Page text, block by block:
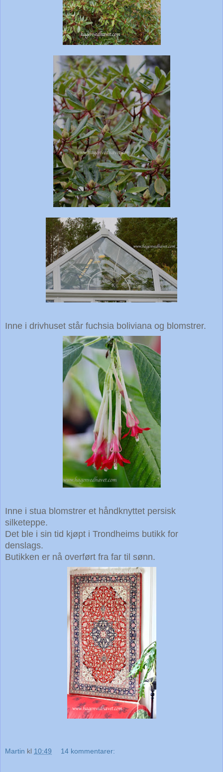
Inne i drivhuset står fuchsia boliviana og blomstrer.
Inne i stua blomstrer et håndknyttet persisk
silketeppe.
Det ble i sin tid kjøpt i Trondheims butikk for
denslags.
Butikken er nå overført fra far til sønn.
Martin kl 10:49 14 kommentarer: